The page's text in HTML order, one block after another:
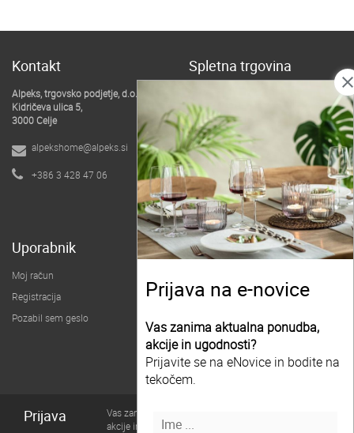
Prijava na e-novice
Vas zanima aktualna ponudba,
akcije in ugodnosti?
Prijavite se na eNovice in bodite na
tekočem.
Kontakt
Alpeks, trgovsko podjetje, d.o.o.
Kidričeva ulica 5,
3000 Celje
alpekshome@alpeks.si
+386 3 428 47 06
Spletna trgovina
Dostava
Pogoji poslovanja
B2B spletna trgovina
O podjetju
Uporabnik
Moj račun
Registracija
Pozabil sem geslo
Prijava
Vas zanima aktualna ponudba,
akcije in ugodnosti? Prijavite se